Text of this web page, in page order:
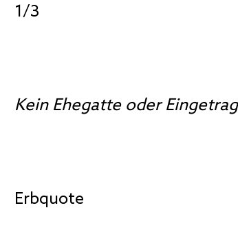
1/3
Kein Ehegatte oder
Erbquote